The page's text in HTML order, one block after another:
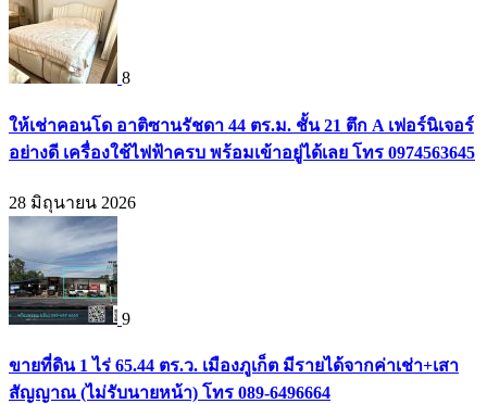
8
ให้เช่าคอนโด อาติซานรัชดา 44 ตร.ม. ชั้น 21 ตึก A เฟอร์นิเจอร์
อย่างดี เครื่องใช้ไฟฟ้าครบ พร้อมเข้าอยู่ได้เลย โทร 0974563645
28 มิถุนายน 2026
9
ขายที่ดิน 1 ไร่ 65.44 ตร.ว. เมืองภูเก็ต มีรายได้จากค่าเช่า+เสา
สัญญาณ (ไม่รับนายหน้า) โทร 089-6496664